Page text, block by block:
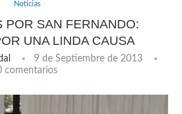
Noticias
POR SAN FERNANDO:
UNA LINDA CAUSA
9 de Septiembre de 2013
comentarios